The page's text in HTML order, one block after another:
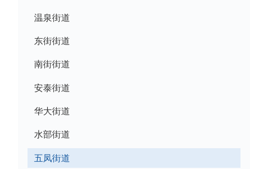
温泉街道
东街街道
南街街道
安泰街道
华大街道
水部街道
五凤街道